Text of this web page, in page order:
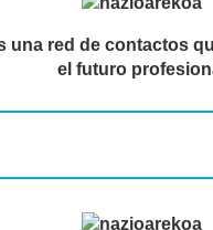
una red de contactos
el futuro